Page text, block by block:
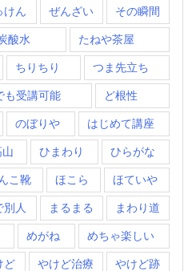
けん ぜんざい その瞬間
酸水 たねや茶屋
ちりちり つま先立ち
も受講可能 ど根性
のぼりや はじめて講座
ひまわり ひらがな
こ靴 ほこら ほていや
別人 まるまる まわり道
めがね めちゃ楽しい
ど やけど治療 やけど跡